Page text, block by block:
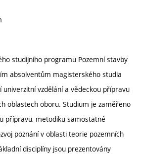
studijního programu Pozemní stavby
absolventům magisterského studia
univerzitní vzdělání a vědeckou přípravu
oblastech oboru. Studium je zaměřeno
přípravu, metodiku samostatné
poznání v oblasti teorie pozemních
disciplíny jsou prezentovány